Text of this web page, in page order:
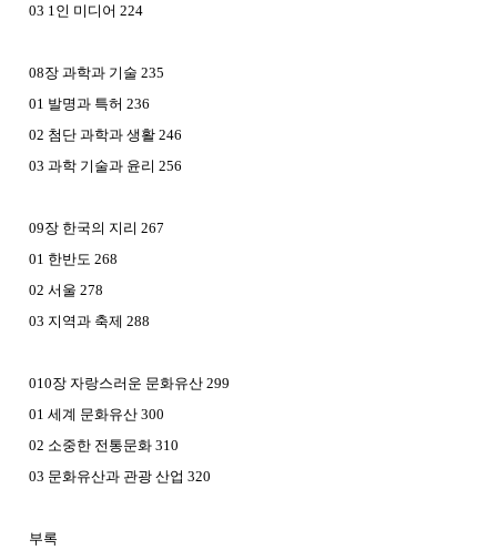
03 1인 미디어 224
08장 과학과 기술 235
01 발명과 특허 236
02 첨단 과학과 생활 246
03 과학 기술과 윤리 256
09장 한국의 지리 267
01 한반도 268
02 서울 278
03 지역과 축제 288
010장 자랑스러운 문화유산 299
01 세계 문화유산 300
02 소중한 전통문화 310
03 문화유산과 관광 산업 320
부록